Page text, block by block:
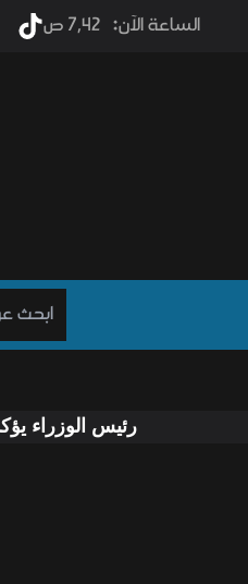
الساعة الآن: 7٫42 ص
رئيس الوزراء يؤكد لرئيس